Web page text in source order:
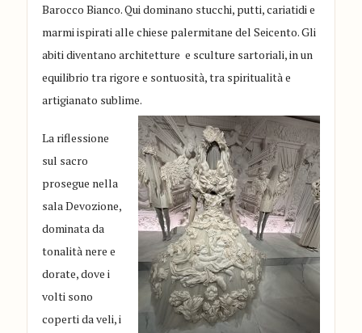
Barocco Bianco. Qui dominano stucchi, putti, cariatidi e
marmi ispirati alle chiese palermitane del Seicento. Gli
abiti diventano architetture e sculture sartoriali, in un
equilibrio tra rigore e sontuosità, tra spiritualità e
artigianato sublime.
La riflessione
sul sacro
prosegue nella
sala Devozione,
dominata da
tonalità nere e
dorate, dove i
volti sono
coperti da veli, i